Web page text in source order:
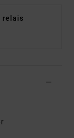
relais